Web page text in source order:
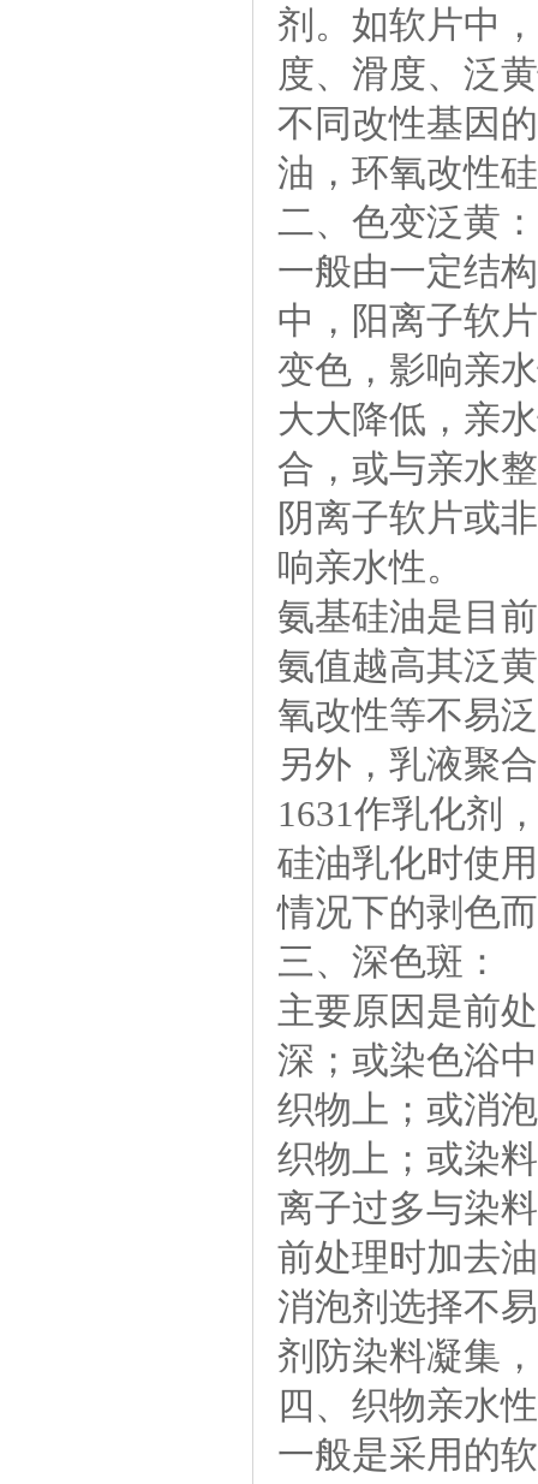
剂。如软片中
度、滑度、泛
不同改性基因
油，环氧改性
二、色变泛黄：
一般由一定结
中，阳离子软
变色，影响亲
大大降低，亲
合，或与亲水
阴离子软片或
响亲水性。
氨基硅油是目
氨值越高其泛
氧改性等不易
另外，乳液聚
1631作乳化剂
硅油乳化时使
情况下的剥色
三、深色斑：
主要原因是前
深；或染色浴
织物上；或消
织物上；或染
离子过多与染
前处理时加去
消泡剂选择不
剂防染料凝集
四、织物亲水
一般是采用的